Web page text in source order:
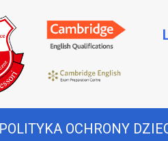
POLITYKA OCHRONY